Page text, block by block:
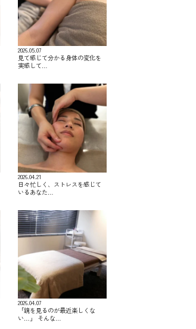
2026.05.07
見て感じて分かる身体の変化を
実感して…
2026.04.21
日々忙しく、ストレスを感じて
いるあなた…
2026.04.07
「鏡を見るのが最近楽しくな
い…」 そんな…